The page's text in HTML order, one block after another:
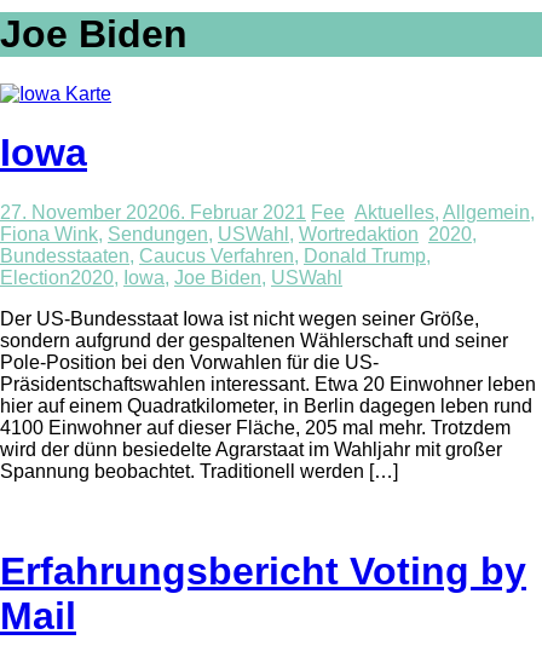
Joe Biden
Iowa
27. November 20206. Februar 2021 Fee Aktuelles, Allgemein,
Fiona Wink, Sendungen, USWahl , Wortredaktion 2020,
Bundesstaaten, Caucus Verfahren, Donald Trump,
Election2020, Iowa, Joe Biden, USWahl
Der US-Bundesstaat Iowa ist nicht wegen seiner Größe,
sondern aufgrund der gespaltenen Wählerschaft und seiner
Pole-Position bei den Vorwahlen für die US-
Präsidentschaftswahlen interessant. Etwa 20 Einwohner leben
hier auf einem Quadratkilometer, in Berlin dagegen leben rund
4100 Einwohner auf dieser Fläche, 205 mal mehr. Trotzdem
wird der dünn besiedelte Agrarstaat im Wahljahr mit großer
Spannung beobachtet. Traditionell werden […]
Erfahrungsbericht Voting by
Mail